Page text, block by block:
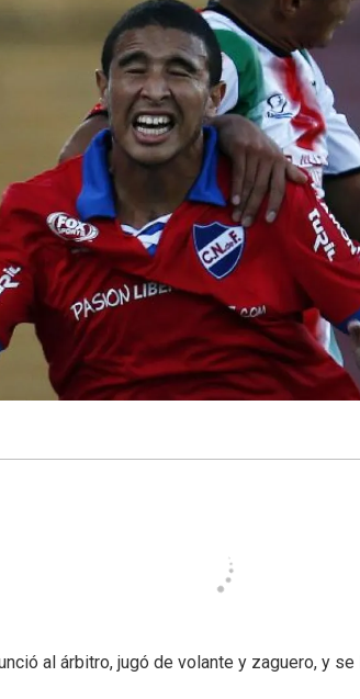
al árbitro, jugó de volante y zaguero, y se